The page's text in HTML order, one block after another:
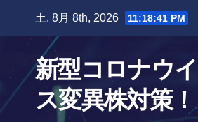
土. 8月 8th, 2026 11:18:42 PM
新型コロナウ
ス変異株対策！